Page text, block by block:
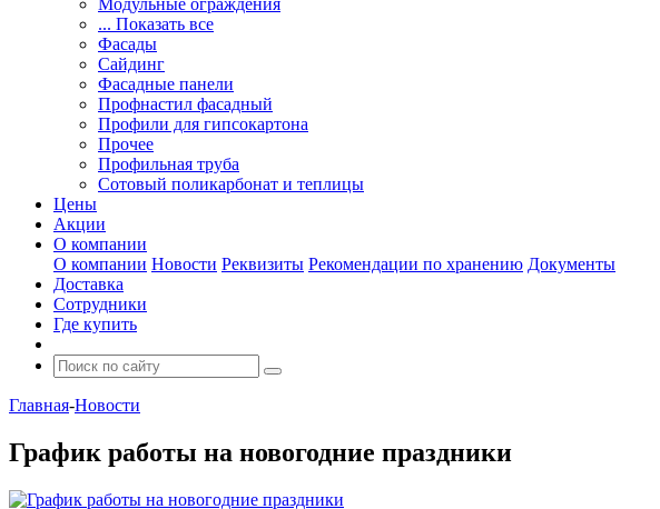
Модульные ограждения
... Показать все
Фасады
Сайдинг
Фасадные панели
Профнастил фасадный
Профили для гипсокартона
Прочее
Профильная труба
Сотовый поликарбонат и теплицы
Цены
Акции
О компании
О компании Новости Реквизиты Рекомендации по хранению Документы
Доставка
Сотрудники
Где купить
Главная-Новости
График работы на новогодние праздники